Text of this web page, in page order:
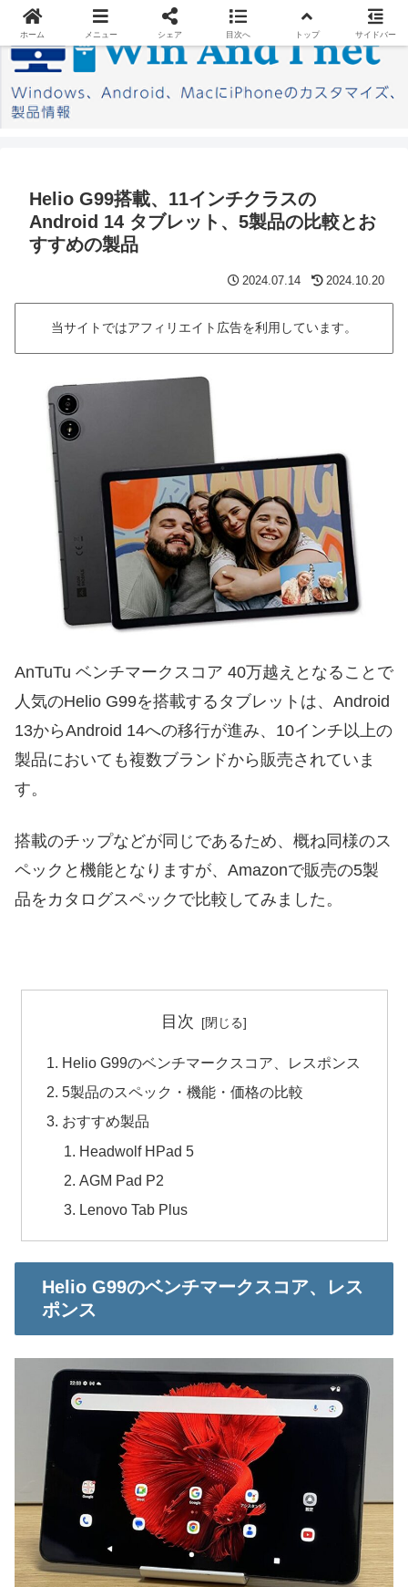
Helio G99搭載、11インチクラスの
Android 14 タブレット、5製品の比較とお
すすめの製品
2024.07.14 2024.10.20
当サイトではアフィリエイト広告を利用しています。
AnTuTu ベンチマークスコア 40万越えとなることで
人気のHelio G99を搭載するタブレットは、Android
13からAndroid 14への移行が進み、10インチ以上の
製品においても複数ブランドから販売されていま
す。
搭載のチップなどが同じであるため、概ね同様のス
ペックと機能となりますが、Amazonで販売の5製
品をカタログスペックで比較してみました。
目次
Helio G99のベンチマークスコア、レスポンス
5製品のスペック・機能・価格の比較
おすすめ製品
Headwolf HPad 5
AGM Pad P2
Lenovo Tab Plus
Helio G99のベンチマークスコア、レス
ポンス
ホーム メニュー シェア 目次へ トップ サイドバー